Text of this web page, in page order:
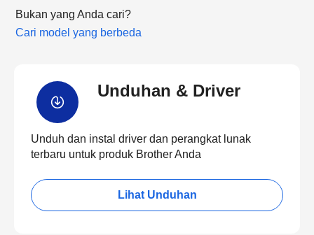
Bukan yang Anda cari?
Cari model yang berbeda
Unduhan & Driver
Unduh dan instal driver dan perangkat lunak
terbaru untuk produk Brother Anda
Lihat Unduhan